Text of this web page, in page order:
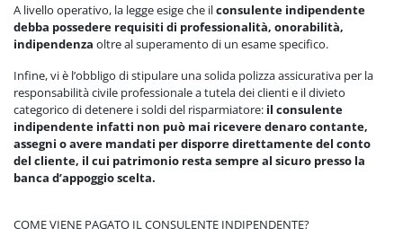
A livello operativo, la legge esige che ilconsulente indipendente
debba possedere requisiti di professionalità, onorabilità,
indipendenza oltre al superamento di un esame specifico.
Infine, vi è l’obbligo di stipulare una solida polizza assicurativa per la
responsabilità civile professionale a tutela dei clienti e il divieto
categorico di detenere i soldi del risparmiatore: il consulente
indipendente infatti non può mai ricevere denaro contante,
assegni o avere mandati per disporre direttamente del conto
del cliente, il cui patrimonio resta sempre al sicuro presso la
banca d’appoggio scelta.
COME VIENE PAGATO IL CONSULENTE INDIPENDENTE?